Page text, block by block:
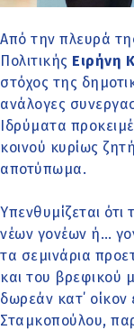
Από την πλευρά
Πολιτικής Ειρήνη
στόχος της
ανάλογες
Ιδρύματα
κοινού κυρίως
αποτύπωμα.
Υπενθυμίζεται
νέων γονέων ή…
τα σεμινάρια
και του βρεφικού
δωρεάν κατ΄
Σταμκοπούλου,